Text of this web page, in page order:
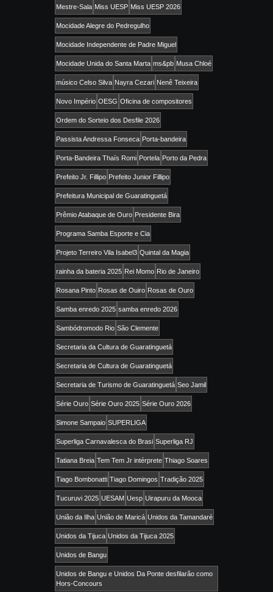
Mestre-Sala Miss UESP Miss UESP 2026
Mocidade Alegre do Pedregulho
Mocidade Independente de Padre Miguel
Mocidade Unida do Santa Marta ms&pb Musa Chloé
músico Celso Silva Nayra Cezari Nenê Teixeira
Novo Império OESG Oficina de compositores
Ordem do Sorteio dos Desfile 2026
Passista Andressa Fonseca Porta-bandeira
Porta-Bandeira Thaís Romi Portela Porto da Pedra
Prefeito Jr. Fillipo Prefeito Junior Fillipo
Prefeitura Municipal de Guaratinguetá
Prêmio Atabaque de Ouro Presidente Bira
Programa Samba Esporte e Cia
Projeto Terreiro Vila Isabel3 Quintal da Magia
rainha da bateria 2025 Rei Momo Rio de Janeiro
Rosana Pinto Rosas de Ouiro Rosas de Ouro
Samba enredo 2025 samba enredo 2026
Sambódromodo Rio São Clemente
Secretaria da Cultura de Guaratinguetá
Secretaria de Cultura de Guaratinguetá
Secretaria de Turismo de Guaratinguetá Seo Jamil
Série Ouro Série Ouro 2025 Série Ouro 2026
Simone Sampaio SUPERLIGA
Superliga Carnavalesca do Brasi Superliga RJ
Tatiana Breia Tem Tem Jr intérprete Thiago Soares
Tiago Bombonatti Tiago Domingos Tradição 2025
Tucuruvi 2025 UESAM Uesp Uirapuru da Mooca
União da Ilha União de Maricá Unidos da Tamandaré
Unidos da Tijuca Unidos da Tijuca 2025
Unidos de Bangu
Unidos de Bangu e Unidos Da Ponte desfilarão como
Hors-Concours